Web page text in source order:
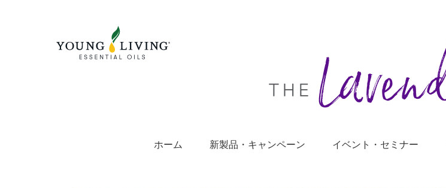
ホーム 新製品・キャンペーン イベント・セミナー